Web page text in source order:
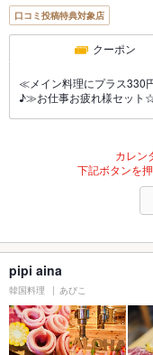
口コミ投稿特典対象店
クーポン
≪メイン料理にプラス330
♪≫お仕事お疲れ様セット
カレン
下記ボタンを
pipi aina
韓国料理 あびこ